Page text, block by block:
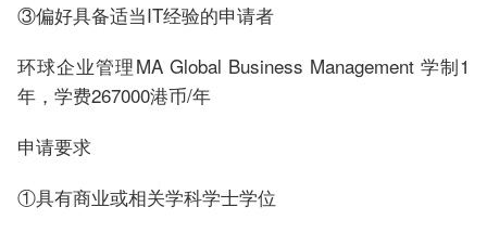
③偏好具备适当IT经验的申请者
环球企业管理MA Global Business Management 学制1
年，学费267000港币/年
申请要求
①具有商业或相关学科学士学位